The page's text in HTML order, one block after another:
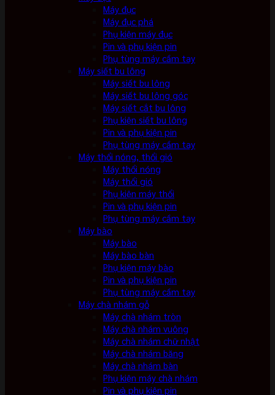
Máy đục
Máy đục phá
Phụ kiện máy đục
Pin và phụ kiện pin
Phụ tùng máy cầm tay
Máy siết bu lông
Máy siết bu lông
Máy siết bu lông góc
Máy siết cắt bu lông
Phụ kiện siết bu lông
Pin và phụ kiện pin
Phụ tùng máy cầm tay
Máy thổi nóng, thổi gió
Máy thổi nóng
Máy thổi gió
Phụ kiện máy thổi
Pin và phụ kiện pin
Phụ tùng máy cầm tay
Máy bào
Máy bào
Máy bào bàn
Phụ kiện máy bào
Pin và phụ kiện pin
Phụ tùng máy cầm tay
Máy chà nhám gỗ
Máy chà nhám tròn
Máy chà nhám vuông
Máy chà nhám chữ nhật
Máy chà nhám băng
Máy chà nhám bàn
Phụ kiện máy chà nhám
Pin và phụ kiện pin